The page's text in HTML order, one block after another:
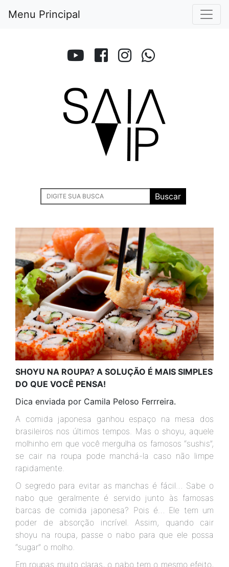
Menu Principal
Buscar
SHOYU NA ROUPA? A SOLUÇÃO É MAIS SIMPLES
DO QUE VOCÊ PENSA!
Dica enviada por Camila Peloso Ferrreira.
A comida japonesa ganhou espaço na mesa dos
brasileiros nos últimos tempos. Mas o shoyu, aquele
molhinho em que você mergulha os famosos “sushis”,
se cair na roupa pode manchá-la caso não limpe
rapidamente.
O segredo para evitar as manchas é fácil… Sabe o
nabo que geralmente é servido junto às famosas
barcas de comida japonesa? Pois é… Ele tem um
poder de absorção incrível. Assim, quando cair
shoyu na roupa, passe o nabo para que ele possa
“sugar” o molho.
Em roupas muito claras, o nabo tem o mesmo efeito,